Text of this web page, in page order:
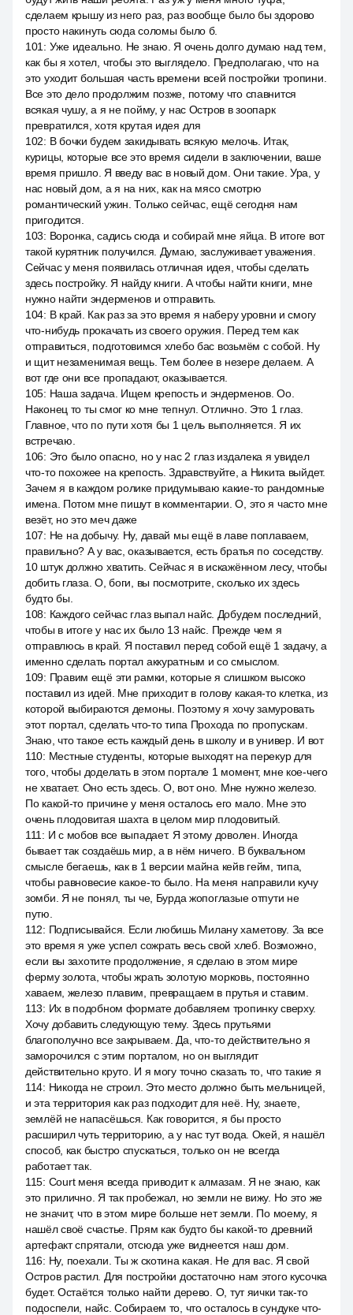
сделаем крышу из него раз, раз вообще было бы здорово
просто накинуть сюда соломы было б.
101 : Уже идеально. Не знаю. Я очень долго думаю над тем,
как бы я хотел, чтобы это выглядело. Предполагаю, что на
это уходит большая часть времени всей постройки тропини.
Все это дело продолжим позже, потому что спавнится
всякая чушу, а я не пойму, у нас Остров в зоопарк
превратился, хотя крутая идея для
102: В бочки будем закидывать всякую мелочь. Итак,
курицы, которые все это время сидели в заключении, ваше
время пришло. Я введу вас в новый дом. Они такие. Ура, у
нас новый дом, а я на них, как на мясо смотрю
романтический ужин. Только сейчас, ещё сегодня нам
пригодится.
103: Воронка, садись сюда и собирай мне яйца. В итоге вот
такой курятник получился. Думаю, заслуживает уважения.
Сейчас у меня появилась отличная идея, чтобы сделать
здесь постройку. Я найду книги. А чтобы найти книги, мне
нужно найти эндерменов и отправить.
104: В край. Как раз за это время я наберу уровни и смогу
что-нибудь прокачать из своего оружия. Перед тем как
отправиться, подготовимся хлебо бас возьмём с собой. Ну
и щит незаменимая вещь. Тем более в незере делаем. А
вот где они все пропадают, оказывается.
105: Наша задача. Ищем крепость и эндерменов. Оо.
Наконец то ты смог ко мне тепнул. Отлично. Это 1 глаз.
Главное, что по пути хотя бы 1 цель выполняется. Я их
встречаю.
106: Это было опасно, но у нас 2 глаз издалека я увидел
что-то похожее на крепость. Здравствуйте, а Никита выйдет.
Зачем я в каждом ролике придумываю какие-то рандомные
имена. Потом мне пишут в комментарии. О, это я часто мне
везёт, но это меч даже
107: Не на добычу. Ну, давай мы ещё в лаве поплаваем,
правильно? А у вас, оказывается, есть братья по соседству.
10 штук должно хватить. Сейчас я в искажённом лесу, чтобы
добить глаза. О, боги, вы посмотрите, сколько их здесь
будто бы.
108: Каждого сейчас глаз выпал найс. Добудем последний,
чтобы в итоге у нас их было 13 найс. Прежде чем я
отправлюсь в край. Я поставил перед собой ещё 1 задачу, а
именно сделать портал аккуратным и со смыслом.
109: Правим ещё эти рамки, которые я слишком высоко
поставил из идей. Мне приходит в голову какая-то клетка, из
которой выбираются демоны. Поэтому я хочу замуровать
этот портал, сделать что-то типа Прохода по пропускам.
Знаю, что такое есть каждый день в школу и в универ. И вот
110: Местные студенты, которые выходят на перекур для
того, чтобы доделать в этом портале 1 момент, мне кое-чего
не хватает. Оно есть здесь. О, вот оно. Мне нужно железо.
По какой-то причине у меня осталось его мало. Мне это
очень плодовитая шахта в целом мир плодовитый.
111 : И с мобов все выпадает. Я этому доволен. Иногда
бывает так создаёшь мир, а в нём ничего. В буквальном
смысле бегаешь, как в 1 версии майна кейв гейм, типа,
чтобы равновесие какое-то было. На меня направили кучу
зомби. Я не понял, ты че, Бурда жопоглазые отпути не
путю.
112: Подписывайся. Если любишь Милану хаметову. За все
это время я уже успел сожрать весь свой хлеб. Возможно,
если вы захотите продолжение, я сделаю в этом мире
ферму золота, чтобы жрать золотую морковь, постоянно
хаваем, железо плавим, превращаем в прутья и ставим.
113: Их в подобном формате добавляем тропинку сверху.
Хочу добавить следующую тему. Здесь прутьями
благополучно все закрываем. Да, что-то действительно я
заморочился с этим порталом, но он выглядит
действительно круто. И я могу точно сказать то, что такие я
114: Никогда не строил. Это место должно быть мельницей,
и эта территория как раз подходит для неё. Ну, знаете,
землёй не напасёшься. Как говорится, я бы просто
расширил чуть территорию, а у нас тут вода. Окей, я нашёл
способ, как быстро спускаться, только он не всегда
работает так.
115: Court меня всегда приводит к алмазам. Я не знаю, как
это прилично. Я так пробежал, но земли не вижу. Но это же
не значит, что в этом мире больше нет земли. По моему, я
нашёл своё счастье. Прям как будто бы какой-то древний
артефакт спрятали, отсюда уже виднеется наш дом.
116: Ну, поехали. Ты ж скотина какая. Не для вас. Я свой
Остров растил. Для постройки достаточно нам этого кусочка
будет. Остаётся только найти дерево. О, тут яички так-то
подоспели, найс. Собираем то, что осталось в сундуке что-